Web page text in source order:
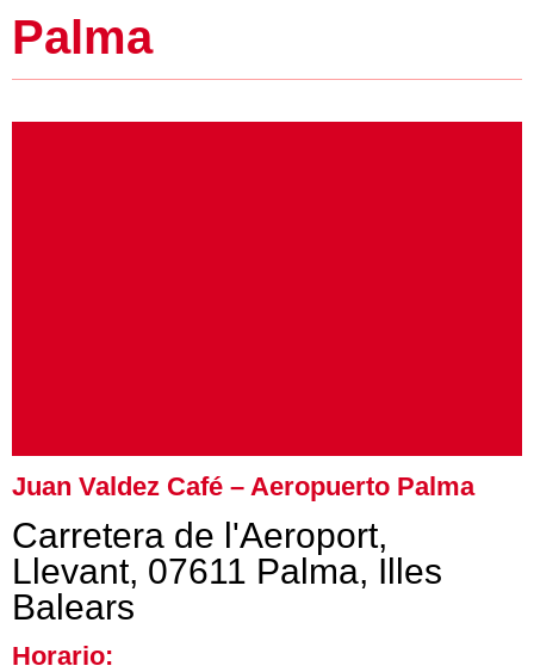
Palma
Juan Valdez Café – Aeropuerto Palma
Carretera de l'Aeroport,
Llevant, 07611 Palma, Illes
Balears
Horario: